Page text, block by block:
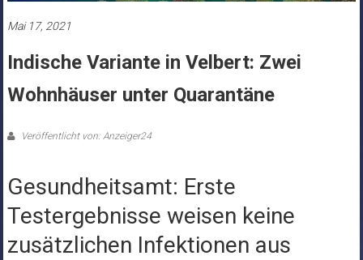
Mai 17, 2021
Indische Variante in Velbert: Zwei
Wohnhäuser unter Quarantäne
Veröffentlicht von: Anzeiger24
Gesundheitsamt: Erste
Testergebnisse weisen keine
zusätzlichen Infektionen aus